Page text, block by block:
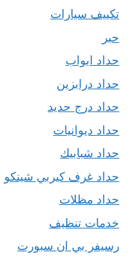
تكييف سيارات
حبر
حداد ابواب
حداد درابزين
حداد درج حديد
حداد ديوانيات
حداد شبابيك
حداد غرف كيربي شينكو
حداد مظلات
خدمات تنظيف
رسيفر بي ان سبورت